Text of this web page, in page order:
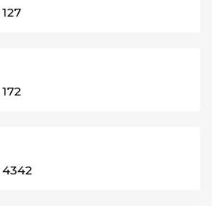
127
172
4342